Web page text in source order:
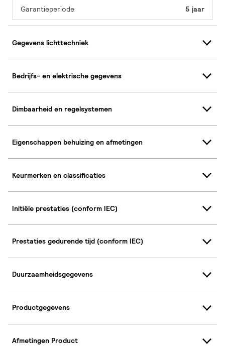
Garantieperiode 5 jaar
Gegevens lichttechniek
Bedrijfs- en elektrische gegevens
Dimbaarheid en regelsystemen
Eigenschappen behuizing en afmetingen
Keurmerken en classificaties
Initiële prestaties (conform IEC)
Prestaties gedurende tijd (conform IEC)
Duurzaamheidsgegevens
Productgegevens
Afmetingen Product